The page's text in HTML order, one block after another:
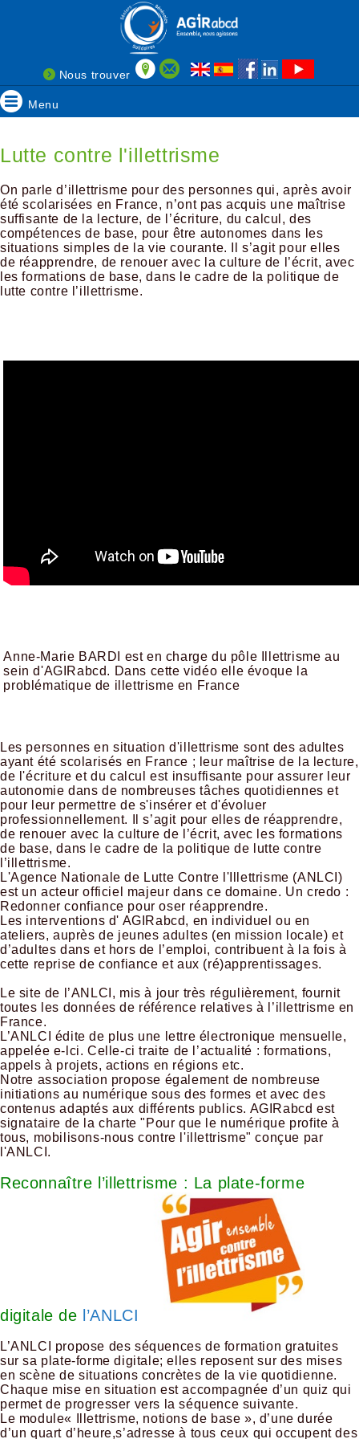
Nous trouver
Menu
Lutte contre l'illettrisme
On parle d’illettrisme pour des personnes qui, après avoir
été scolarisées en France, n’ont pas acquis une maîtrise
suffisante de la lecture, de l’écriture, du calcul, des
compétences de base, pour être autonomes dans les
situations simples de la vie courante. Il s’agit pour elles
de réapprendre, de renouer avec la culture de l’écrit, avec
les formations de base, dans le cadre de la politique de
lutte contre l’illettrisme.
Anne-Marie BARDI est en charge du pôle Illettrisme au
sein d'AGIRabcd. Dans cette vidéo elle évoque la
problématique de illettrisme en France
Les personnes en situation d'illettrisme sont des adultes
ayant été scolarisés en France ; leur maîtrise de la lecture,
de l'écriture et du calcul est insuffisante pour assurer leur
autonomie dans de nombreuses tâches quotidiennes et
pour leur permettre de s'insérer et d'évoluer
professionnellement. Il s’agit pour elles de réapprendre,
de renouer avec la culture de l’écrit, avec les formations
de base, dans le cadre de la politique de lutte contre
l’illettrisme.
L'Agence Nationale de Lutte Contre l'Illettrisme (ANLCI)
est un acteur officiel majeur dans ce domaine. Un credo :
Redonner confiance pour oser réapprendre.
Les interventions d' AGIRabcd, en individuel ou en
ateliers, auprès de jeunes adultes (en mission locale) et
d’adultes dans et hors de l’emploi, contribuent à la fois à
cette reprise de confiance et aux (ré)apprentissages.
Le site de l’ANLCI, mis à jour très régulièrement, fournit
toutes les données de référence relatives à l’illettrisme en
France.
L’ANLCI édite de plus une lettre électronique mensuelle,
appelée e-lci. Celle-ci traite de l’actualité : formations,
appels à projets, actions en régions etc.
Notre association propose également de nombreuse
initiations au numérique sous des formes et avec des
contenus adaptés aux différents publics. AGIRabcd est
signataire de la charte "Pour que le numérique profite à
tous, mobilisons-nous contre l'illettrisme" conçue par
l'ANLCI.
Reconnaître l’illettrisme : La plate-forme
digitale de l’ANLCI
L’ANLCI propose des séquences de formation gratuites
sur sa plate-forme digitale; elles reposent sur des mises
en scène de situations concrètes de la vie quotidienne.
Chaque mise en situation est accompagnée d’un quiz qui
permet de progresser vers la séquence suivante.
Le module« Illettrisme, notions de base », d’une durée
d’un quart d’heure,s’adresse à tous ceux qui occupent des